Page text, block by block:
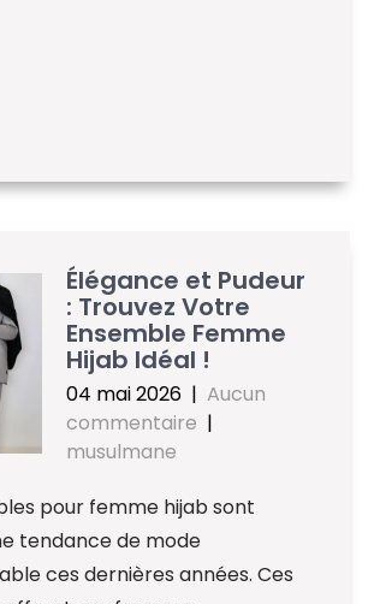
Élégance et Pudeur
: Trouvez Votre
Ensemble Femme
Hijab Idéal !
04 mai 2026 | Aucun
commentaire |
musulmane
pour femme hijab sont
tendance de mode
ces dernières années. Ces